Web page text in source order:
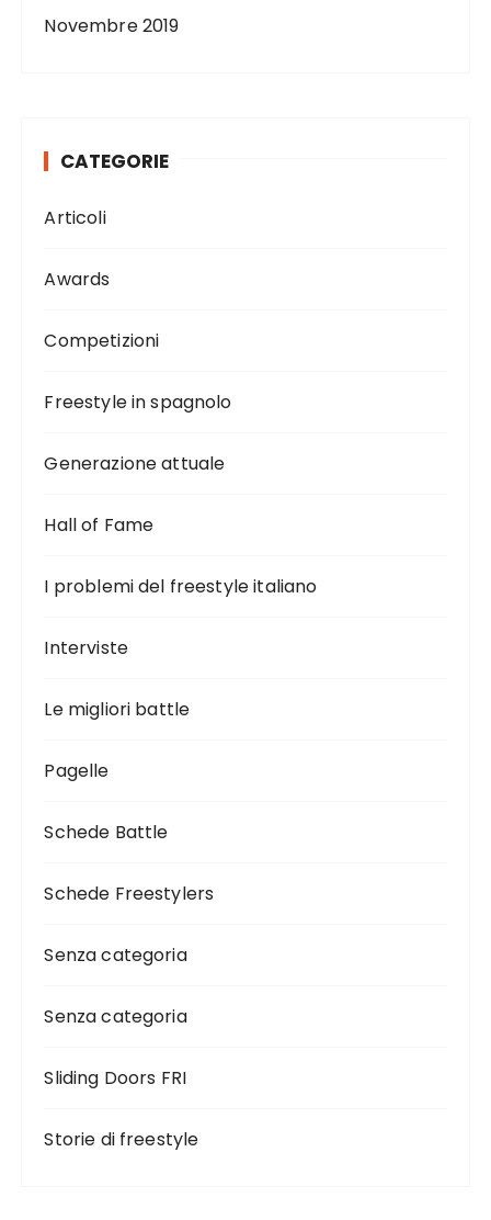
Novembre 2019
CATEGORIE
Articoli
Awards
Competizioni
Freestyle in spagnolo
Generazione attuale
Hall of Fame
I problemi del freestyle italiano
Interviste
Le migliori battle
Pagelle
Schede Battle
Schede Freestylers
Senza categoria
Senza categoria
Sliding Doors FRI
Storie di freestyle